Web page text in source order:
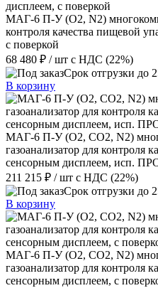
МАГ-6 П-У (О2, N2)
контроля качества пищевой
с поверкой
68 480 ₽ / шт с НДС (22%)
Срок отгрузки до
В корзину
МАГ-6 П-У (О2, СО2, N2)
газоанализатор для контроля
сенсорным дисплеем, исп.
211 215 ₽ / шт с НДС (22%)
Срок отгрузки до
В корзину
МАГ-6 П-У (О2, СО2, N2)
газоанализатор для контроля
сенсорным дисплеем, с